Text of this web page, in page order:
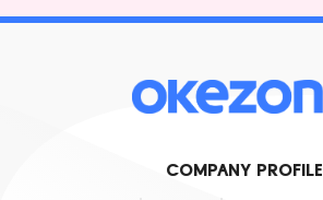
COMPANY PROFILE